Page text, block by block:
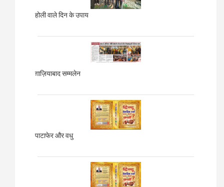
होली वाले दिन के उपाय
ग़ाज़ियाबादसम्मलेन
पाटाफेर और वधु